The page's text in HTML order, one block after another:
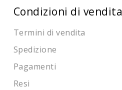
Condizioni di vendita
Termini di vendita
Spedizione
Pagamenti
Resi